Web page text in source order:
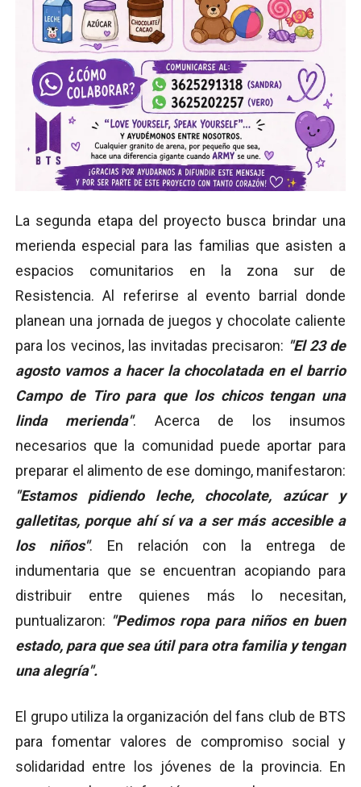
La segunda etapa del proyecto busca brindar una
merienda especial para las familias que asisten a
espacios comunitarios en la zona sur de
Resistencia. Al referirse al evento barrial donde
planean una jornada de juegos y chocolate caliente
para los vecinos, las invitadas precisaron: "El 23 de
agosto vamos a hacer la chocolatada en el barrio
Campo de Tiro para que los chicos tengan una
linda merienda". Acerca de los insumos
necesarios que la comunidad puede aportar para
preparar el alimento de ese domingo, manifestaron:
"Estamos pidiendo leche, chocolate, azúcar y
galletitas, porque ahí sí va a ser más accesible a
los niños". En relación con la entrega de
indumentaria que se encuentran acopiando para
distribuir entre quienes más lo necesitan,
puntualizaron: "Pedimos ropa para niños en buen
estado, para que sea útil para otra familia y tengan
una alegría".
El grupo utiliza la organización del fans club de BTS
para fomentar valores de compromiso social y
solidaridad entre los jóvenes de la provincia. En